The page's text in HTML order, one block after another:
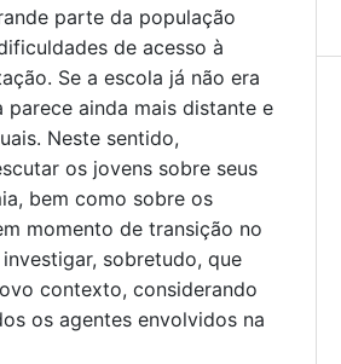
parte da população
de acesso à
Se a escola já não era
ainda mais distante e
Neste sentido,
os jovens sobre seus
bem como sobre os
momento de transição no
sobretudo, que
contexto, considerando
os agentes envolvidos na